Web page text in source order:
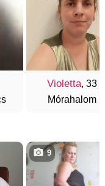
Violetta, 33
Mórahalom
9